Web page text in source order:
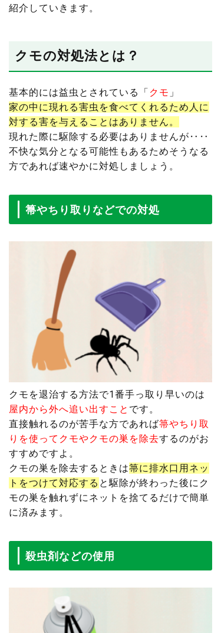
紹介していきます。
クモの対処法とは？
基本的には益虫とされている「 クモ 」
家の中に現れる害虫を食べてくれるため人に
対する害を与えることはありません。
現れた際に駆除する必要はありませんが‥‥
不快な気分となる可能性もあるためそうなる
方であれば速やかに対処しましょう。
箒やちり取りなどでの対処
クモを退治する方法で1番手っ取り早いのは
屋内から外へ追い出すこと です。
直接触れるのが苦手な方であれば箒やちり取
りを使ってクモやクモの巣を除去するのがお
すすめですよ。
クモの巣を除去するときは箒に排水口用ネッ
トをつけて対応する と駆除が終わった後にク
モの巣を触れずにネットを捨てるだけで簡単
に済みます。
殺虫剤などの使用